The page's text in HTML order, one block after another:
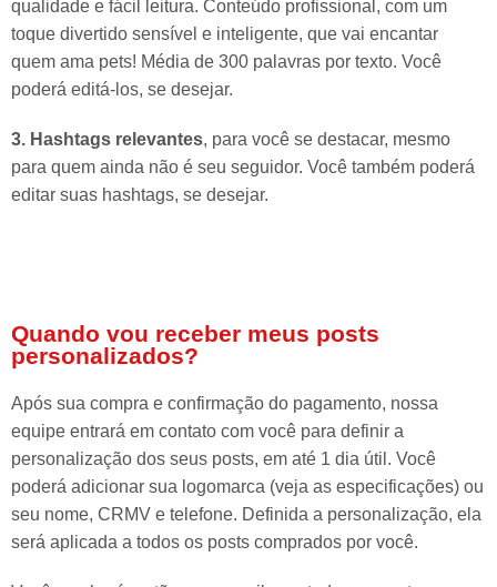
qualidade e fácil leitura. Conteúdo profissional, com um
toque divertido sensível e inteligente, que vai encantar
quem ama pets! Média de 300 palavras por texto. Você
poderá editá-los, se desejar.
3. Hashtags relevantes, para você se destacar, mesmo
para quem ainda não é seu seguidor. Você também poderá
editar suas hashtags, se desejar.
Quando vou receber meus posts
personalizados?
Após sua compra e confirmação do pagamento, nossa
equipe entrará em contato com você para definir a
personalização dos seus posts, em até 1 dia útil. Você
poderá adicionar sua logomarca (veja as especificações) ou
seu nome, CRMV e telefone. Definida a personalização, ela
será aplicada a todos os posts comprados por você.